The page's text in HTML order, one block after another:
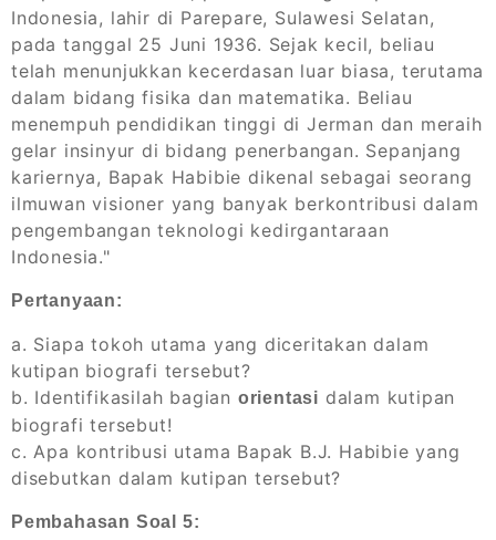
Indonesia, lahir di Parepare, Sulawesi Selatan,
pada tanggal 25 Juni 1936. Sejak kecil, beliau
telah menunjukkan kecerdasan luar biasa, terutama
dalam bidang fisika dan matematika. Beliau
menempuh pendidikan tinggi di Jerman dan meraih
gelar insinyur di bidang penerbangan. Sepanjang
kariernya, Bapak Habibie dikenal sebagai seorang
ilmuwan visioner yang banyak berkontribusi dalam
pengembangan teknologi kedirgantaraan
Indonesia."
Pertanyaan:
a. Siapa tokoh utama yang diceritakan dalam
kutipan biografi tersebut?
b. Identifikasilah bagian orientasi dalam kutipan
biografi tersebut!
c. Apa kontribusi utama Bapak B.J. Habibie yang
disebutkan dalam kutipan tersebut?
Pembahasan Soal 5: